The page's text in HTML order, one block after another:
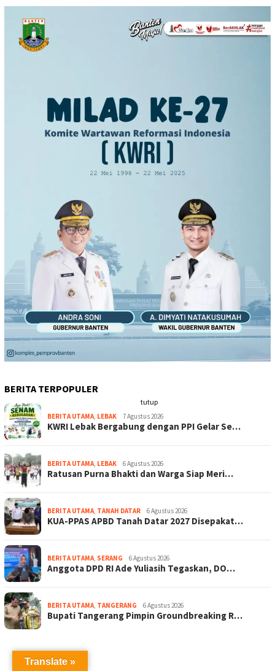
BERITA TERPOPULER
BERITA UTAMA LEBAK 7 Agustus 2026
KWRI Lebak Bergabung dengan PPI Gelar Se…
BERITA UTAMA LEBAK 6 Agustus 2026
Ratusan Purna Bhakti dan Warga Siap Meri…
BERITA UTAMA TANAH DATAR 6 Agustus 2026
KUA-PPAS APBD Tanah Datar 2027 Disepakat…
BERITA UTAMA SERANG 6 Agustus 2026
Anggota DPD RI Ade Yuliasih Tegaskan, DO…
BERITA UTAMA TANGERANG 6 Agustus 2026
Bupati Tangerang Pimpin Groundbreaking R…
tutup
Translate »